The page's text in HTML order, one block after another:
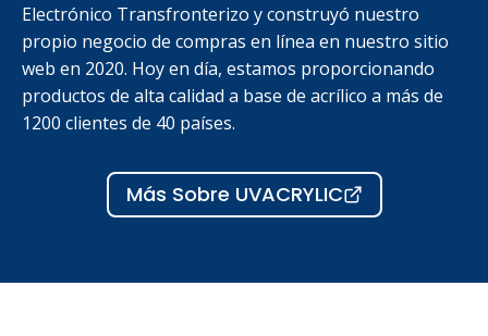
Electrónico Transfronterizo y construyó nuestro
propio negocio de compras en línea en nuestro sitio
web en 2020. Hoy en día, estamos proporcionando
productos de alta calidad a base de acrílico a más de
1200 clientes de 40 países.
Más Sobre UVACRYLIC